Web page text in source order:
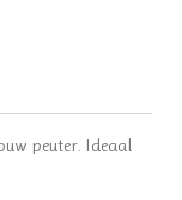
peuter. Ideaal